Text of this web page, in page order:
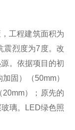
工程建筑面积为
震烈度为7度。改
。依据项目的初
固）（50mm）
）；原先的
璃。LED绿色照